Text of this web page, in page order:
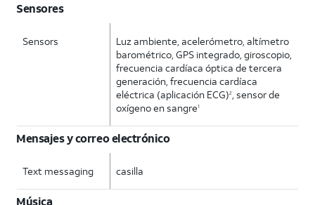
Sensores
Sensors
Luz ambiente, acelerómetro, altímetro
barométrico, GPS integrado, giroscopio,
frecuencia cardíaca óptica de tercera
generación, frecuencia cardíaca
eléctrica (aplicación ECG)2, sensor de
oxígeno en sangre1
Mensajes y correo electrónico
Text messaging casilla
Música